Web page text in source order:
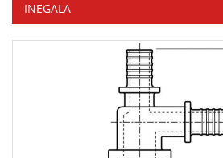
INEGALA